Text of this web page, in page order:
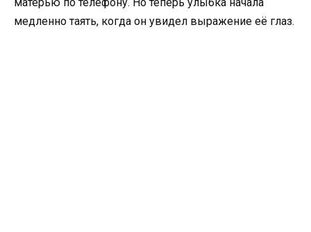
медленно таять, когда он увидел выражение её глаз.